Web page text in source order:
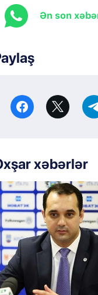
Ən son
xəbərlər